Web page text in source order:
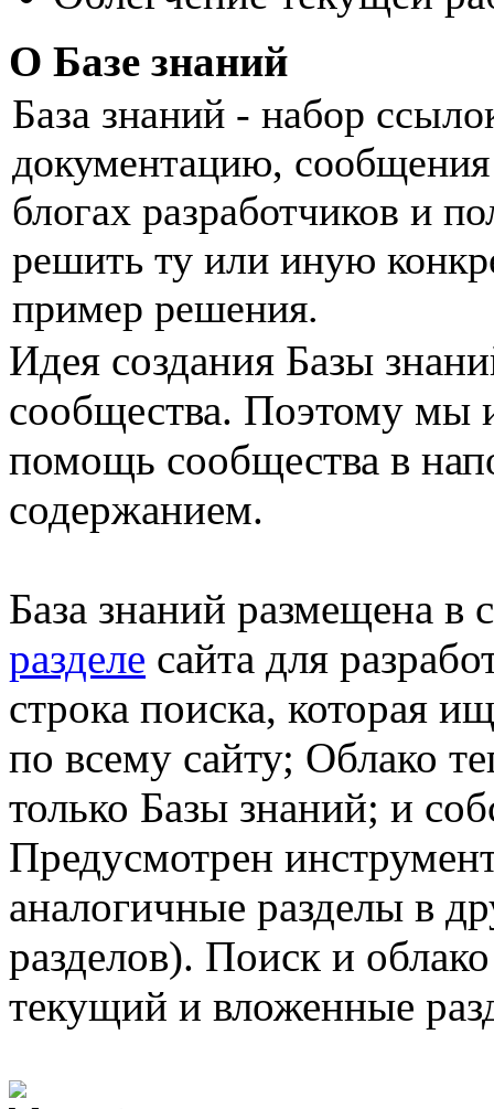
О Базе знаний
База знаний - набор
документацию,
блогах разработчиков и
решить ту или иную
пример решения.
Идея создания Базы
сообщества. Поэтому мы
помощь сообщества в
содержанием.
База знаний размещена в
разделе сайта для
строка поиска, которая
по всему сайту; Облако
только Базы знаний; и
Предусмотрен
аналогичные разделы в
разделов). Поиск и
текущий и вложенные